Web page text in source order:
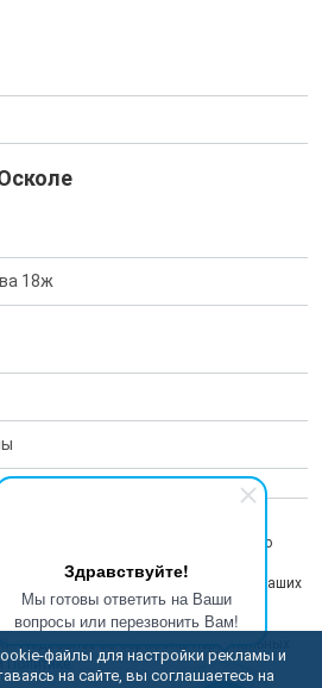
Здравствуйте!
Мы готовы ответить на Ваши
вопросы или перезвонить Вам!
18ж
мы анализируем пользовательскую
и делаем рекламу более
вы даете согласие на обработку ваших
отключить сохранение cookies в
момент. На сайте также применяются
Политике.
файлы для настройки рекламы и
на сайте, вы соглашаетесь на